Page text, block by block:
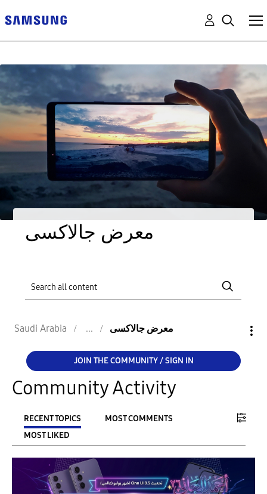
معرض جالاكسى
Saudi Arabia معرض جالاكسى
JOIN THE COMMUNITY / SIGN IN
Community Activity
RECENT TOPICS
MOST COMMENTS
MOST LIKED
FILTER:
From